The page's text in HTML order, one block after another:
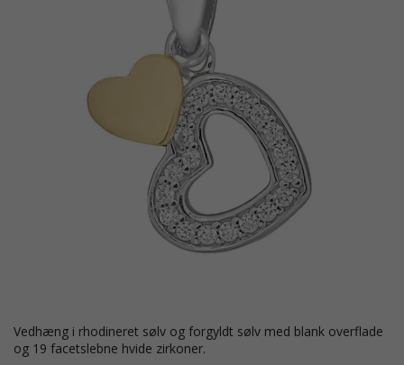
vedhæng i rhodineret sølv og forgyldt sølv med blank overflade
og 19 facetslebne hvide zirkoner.